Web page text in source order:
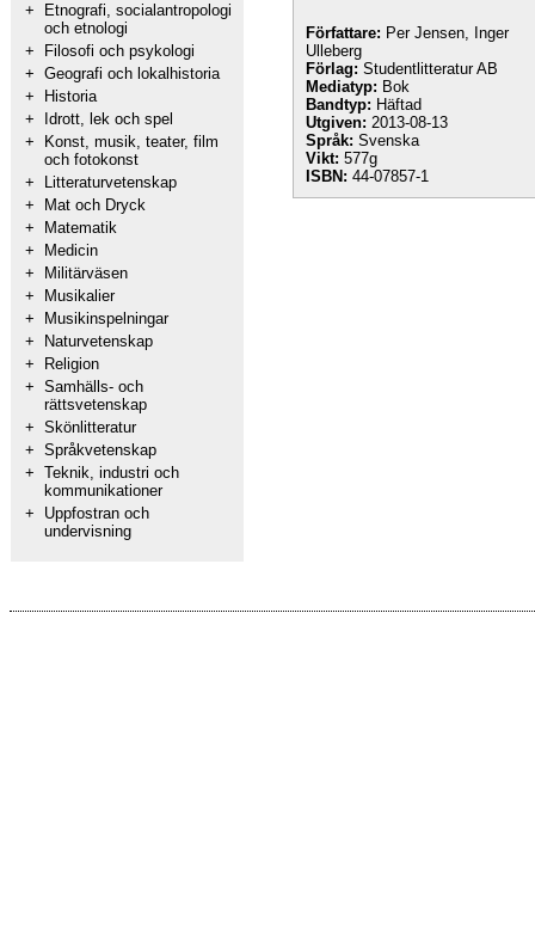
+
Etnografi, socialantropologi
och etnologi
+
Filosofi och psykologi
+ Geografi och lokalhistoria
+
Historia
+
Idrott, lek och spel
+
Konst, musik, teater, film
och fotokonst
+
Litteraturvetenskap
+
Mat och Dryck
+
Matematik
+
Medicin
+
Militärväsen
+
Musikalier
+
Musikinspelningar
+
Naturvetenskap
+
Religion
+ Samhälls- och
rättsvetenskap
+ Skönlitteratur
+ Språkvetenskap
+ Teknik, industri och
kommunikationer
+
Uppfostran och
undervisning
Författare: Per Jensen, Inger
Ulleberg
Förlag: Studentlitteratur AB
Mediatyp: Bok
Bandtyp: Häftad
Utgiven: 2013-08-13
Språk: Svenska
Vikt: 577g
ISBN: 44-07857-1